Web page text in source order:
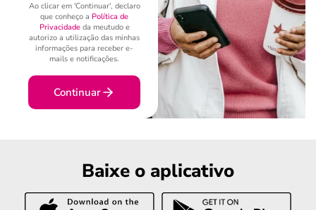
Ao clicar em 'Continuar', declaro
que conheço a Política de
Privacidadeda meutudo e
autorizo a utilização das minhas
informações para receber e-
mails e notificações.
Continuar
Baixe o aplicativo